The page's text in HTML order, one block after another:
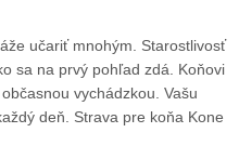
učariť mnohým. Starostlivosť
sa na prvý pohľad zdá. Koňovi
vychádzkou. Vašu
deň. Strava pre koňa Kone